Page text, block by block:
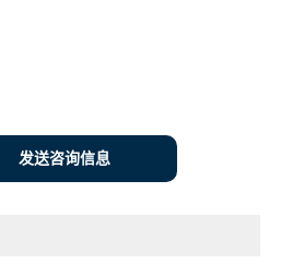
发送咨询信息